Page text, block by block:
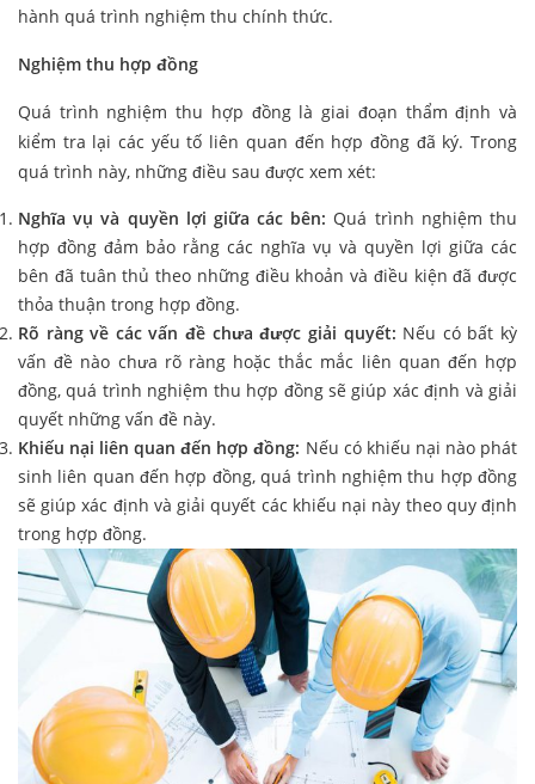
hành quá trình nghiệm thu chính thức.
Nghiệm thu hợp đồng
Quá trình nghiệm thu hợp đồng là giai đoạn thẩm định và
kiểm tra lại các yếu tố liên quan đến hợp đồng đã ký. Trong
quá trình này, những điều sau được xem xét:
Nghĩa vụ và quyền lợi giữa các bên: Quá trình nghiệm thu
hợp đồng đảm bảo rằng các nghĩa vụ và quyền lợi giữa các
bên đã tuân thủ theo những điều khoản và điều kiện đã được
thỏa thuận trong hợp đồng.
Rõ ràng về các vấn đề chưa được giải quyết: Nếu có bất kỳ
vấn đề nào chưa rõ ràng hoặc thắc mắc liên quan đến hợp
đồng, quá trình nghiệm thu hợp đồng sẽ giúp xác định và giải
quyết những vấn đề này.
Khiếu nại liên quan đến hợp đồng: Nếu có khiếu nại nào phát
sinh liên quan đến hợp đồng, quá trình nghiệm thu hợp đồng
sẽ giúp xác định và giải quyết các khiếu nại này theo quy định
trong hợp đồng.